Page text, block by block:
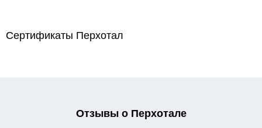
Сертификаты Перхотал
Отзывы о Перхотале